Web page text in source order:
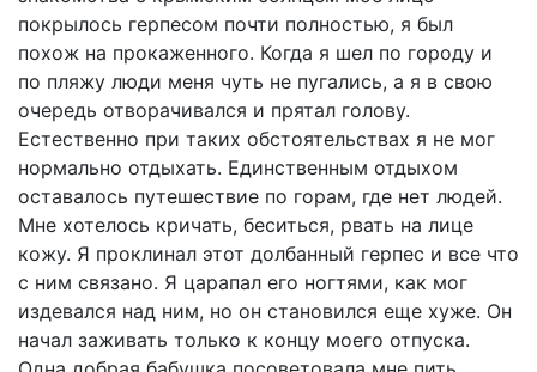
покрылось герпесом почти полностью, я был
похож на прокаженного. Когда я шел по городу и
по пляжу люди меня чуть не пугались, а я в свою
очередь отворачивался и прятал голову.
Естественно при таких обстоятельствах я не мог
нормально отдыхать. Единственным отдыхом
оставалось путешествие по горам, где нет людей.
Мне хотелось кричать, беситься, рвать на лице
кожу. Я проклинал этот долбанный герпес и все что
с ним связано. Я царапал его ногтями, как мог
издевался над ним, но он становился еще хуже. Он
начал заживать только к концу моего отпуска.